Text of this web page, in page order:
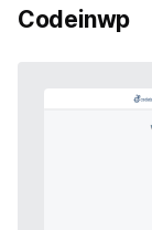
Codeinwp